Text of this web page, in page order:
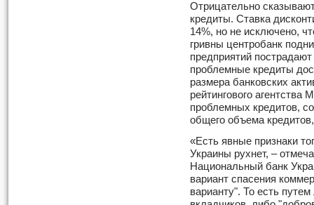
Отрицательно
кредиты. Ставка
14%, но не исключено,
гривны центробанк
предприятий
проблемные кредиты
размера банковских
рейтингового
проблемных кредитов,
общего объема
«Есть явные признаки
Украины рухнет, –
Национальный банк
вариант спасения
варианту". То есть